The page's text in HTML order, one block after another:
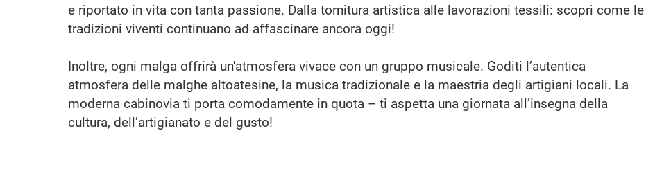
e riportato in vita con tanta passione. Dalla tornitura artistica alle lavorazioni tessili: scopri come le
tradizioni viventi continuano ad affascinare ancora oggi!
Inoltre, ogni malga offrirà un'atmosfera vivace con un gruppo musicale. Goditi l’autentica
atmosfera delle malghe altoatesine, la musica tradizionale e la maestria degli artigiani locali. La
moderna cabinovia ti porta comodamente in quota – ti aspetta una giornata all’insegna della
cultura, dell’artigianato e del gusto!